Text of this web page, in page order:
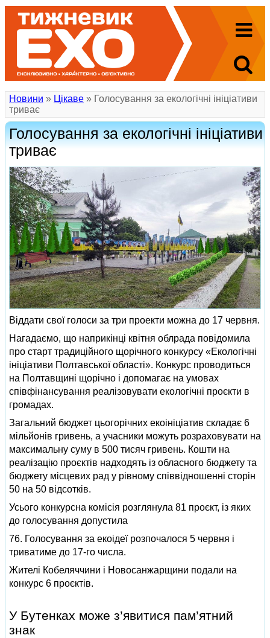
Новини » Цікаве » Голосування за екологічні ініціативи
триває
Голосування за екологічні ініціативи
триває
Віддати свої голоси за три проекти можна до 17 червня.
Нагадаємо, що наприкінці квітня облрада повідомила
про старт традиційного щорічного конкурсу «Екологічні
ініціативи Полтавської області». Конкурс проводиться
на Полтавщині щорічно і допомагає на умовах
співфінансування реалізовувати екологічні проєкти в
громадах.
Загальний бюджет цьогорічних екоініціатив складає 6
мільйонів гривень, а учасники можуть розраховувати на
максимальну суму в 500 тисяч гривень. Кошти на
реалізацію проєктів надходять із обласного бюджету та
бюджету місцевих рад у рівному співвідношенні сторін
50 на 50 відсотків.
Усього конкурсна комісія розглянула 81 проєкт, із яких
до голосування допустила
76. Голосування за екоідеї розпочалося 5 червня і
триватиме до 17-го числа.
Жителі Кобеляччини і Новосанжарщини подали на
конкурс 6 проєктів.
У Бутенках може з’явитися пам’ятний
знак